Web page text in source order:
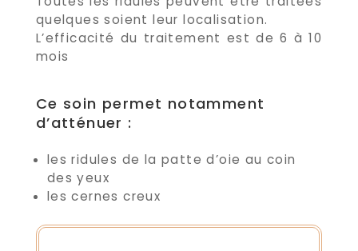
quelques soient leur localisation.
L’efficacité du traitement est de 6 à 10
mois
Ce soin permet notamment
d’atténuer :
les ridules de la patte d’oie au coin
des yeux
les cernes creux